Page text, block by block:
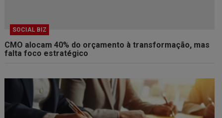
SOCIAL BIZ
CMO alocam 40% do orçamento à transformação, mas
falta foco estratégico